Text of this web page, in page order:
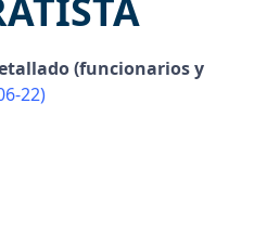
(funcionarios y
22)